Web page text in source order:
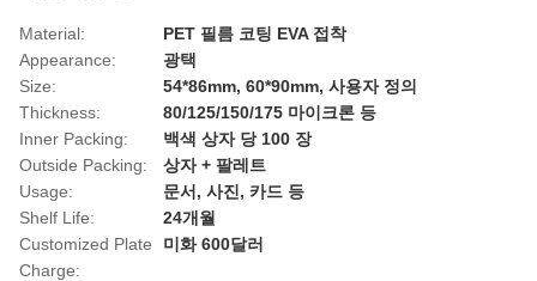
Material:
PET 필름 코팅 EVA 접착
Appearance:
광택
Size:
54*86mm, 60*90mm, 사용자 정의
Thickness:
80/125/150/175 마이크론 등
Inner Packing:
백색 상자 당 100 장
Outside Packing:
상자 + 팔레트
Usage:
문서, 사진, 카드 등
Shelf Life:
24개월
Customized Plate
Charge:
미화 600달러